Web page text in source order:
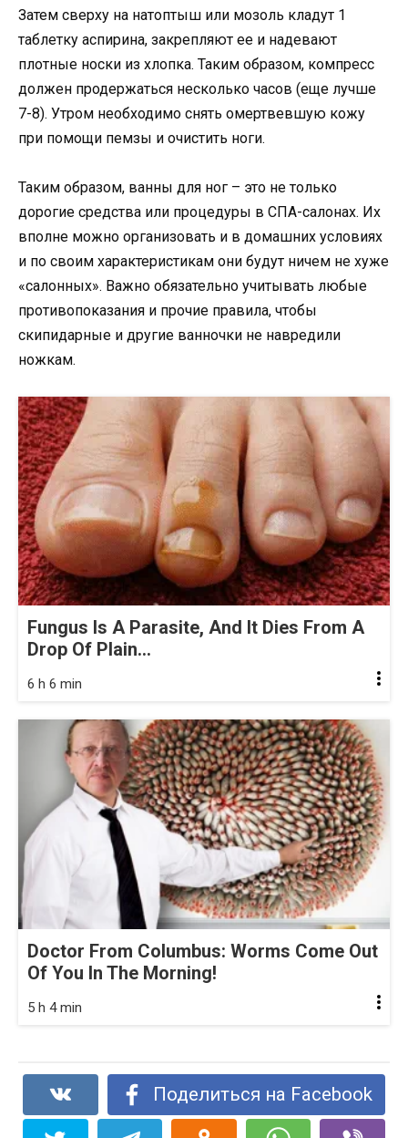
Затем сверху на натоптыш или мозоль кладут 1
таблетку аспирина, закрепляют ее и надевают
плотные носки из хлопка. Таким образом, компресс
должен продержаться несколько часов (еще лучше
7-8). Утром необходимо снять омертвевшую кожу
при помощи пемзы и очистить ноги.
Таким образом, ванны для ног – это не только
дорогие средства или процедуры в СПА-салонах. Их
вполне можно организовать и в домашних условиях
и по своим характеристикам они будут ничем не хуже
«салонных». Важно обязательно учитывать любые
противопоказания и прочие правила, чтобы
скипидарные и другие ванночки не навредили
ножкам.
Fungus Is A Parasite, And It Dies From A
Drop Of Plain...
6 h 6 min
Doctor From Columbus: Worms Come Out
Of You In The Morning!
5 h 4 min
Поделиться на Facebook